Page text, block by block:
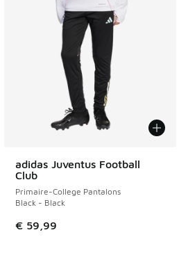
adidas Juventus Football
Club
Primaire-College Pantalons
Black - Black
€ 59,99